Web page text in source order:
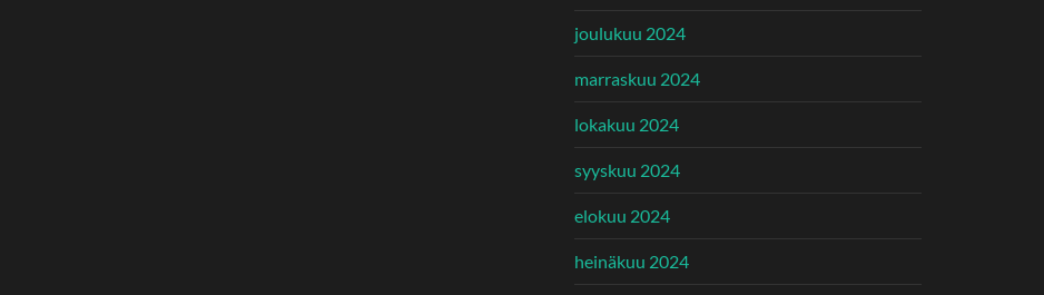
joulukuu 2024
marraskuu 2024
lokakuu 2024
syyskuu 2024
elokuu 2024
heinäkuu 2024